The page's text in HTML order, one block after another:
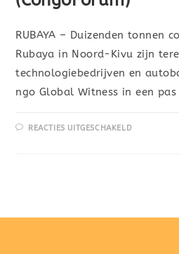
RUBAYA – Duizenden tonnen
Rubaya in Noord-Kivu zijn
technologiebedrijven en
ngo Global Witness in een
REACTIES UITGESCHAKELD